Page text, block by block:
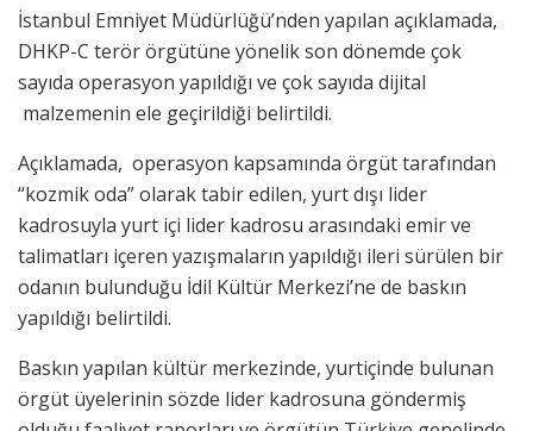
İstanbul Emniyet Müdürlüğü’nden yapılan açıklamada,
DHKP-C terör örgütüne yönelik son dönemde çok
sayıda operasyon yapıldığı ve çok sayıda dijital
malzemenin ele geçirildiği belirtildi.
Açıklamada, operasyon kapsamında örgüt tarafından
“kozmik oda” olarak tabir edilen, yurt dışı lider
kadrosuyla yurt içi lider kadrosu arasındaki emir ve
talimatları içeren yazışmaların yapıldığı ileri sürülen bir
odanın bulunduğu İdil Kültür Merkezi’ne de baskın
yapıldığı belirtildi.
Baskın yapılan kültür merkezinde, yurtiçinde bulunan
örgüt üyelerinin sözde lider kadrosuna göndermiş